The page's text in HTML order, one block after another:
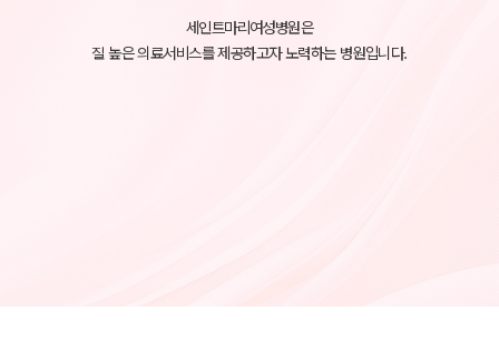
세인트마리여성병원은
질 높은 의료서비스를 제공하고자 노력하는 병원입니다.